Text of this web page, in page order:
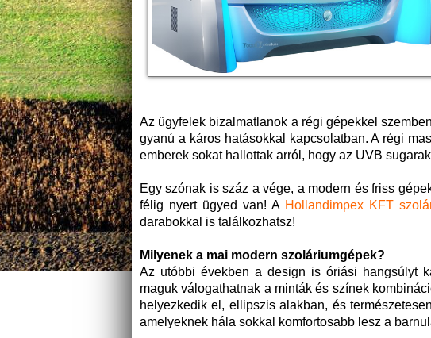
Az ügyfelek bizalmatlanok a régi gépekkel
gyanú a káros hatásokkal kapcsolatban. A régi
emberek sokat hallottak arról, hogy az UVB
Egy szónak is száz a vége, a modern és friss
félig nyert ügyed van! A Hollandimpex KFT
darabokkal is találkozhatsz!
Milyenek a mai modern szoláriumgépek?
Az utóbbi években a design is óriási hangsúlyt
maguk válogathatnak a minták és színek
helyezkedik el, ellipszis alakban, és
amelyeknek hála sokkal komfortosabb lesz a